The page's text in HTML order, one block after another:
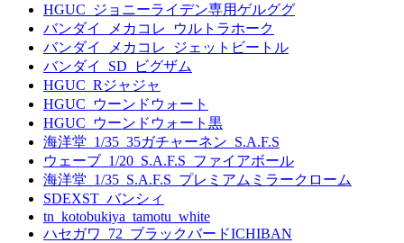
HGUC_ジョニーライデン専用ゲルググ
バンダイ_メカコレ_ウルトラホーク
バンダイ_メカコレ_ジェットビートル
バンダイ_SD_ビグザム
HGUC_Rジャジャ
HGUC_ウーンドウォート
HGUC_ウーンドウォート黒
海洋堂_1/35_35ガチャーネン_S.A.F.S
ウェーブ_1/20_S.A.F.S_ファイアボール
海洋堂_1/35_S.A.F.S_プレミアムミラークローム
SDEXST_バンシィ
tn_kotobukiya_tamotu_white
ハセガワ_72_ブラックバードICHIBAN